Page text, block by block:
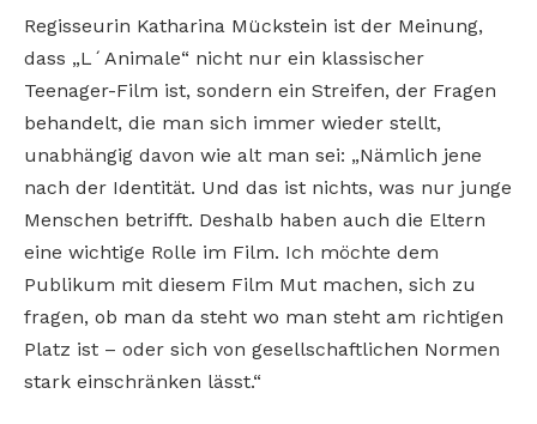
Regisseurin Katharina Mückstein ist der Meinung,
dass „L´Animale“ nicht nur ein klassischer
Teenager-Film ist, sondern ein Streifen, der Fragen
behandelt, die man sich immer wieder stellt,
unabhängig davon wie alt man sei: „Nämlich jene
nach der Identität. Und das ist nichts, was nur junge
Menschen betrifft. Deshalb haben auch die Eltern
eine wichtige Rolle im Film. Ich möchte dem
Publikum mit diesem Film Mut machen, sich zu
fragen, ob man da steht wo man steht am richtigen
Platz ist – oder sich von gesellschaftlichen Normen
stark einschränken lässt.“